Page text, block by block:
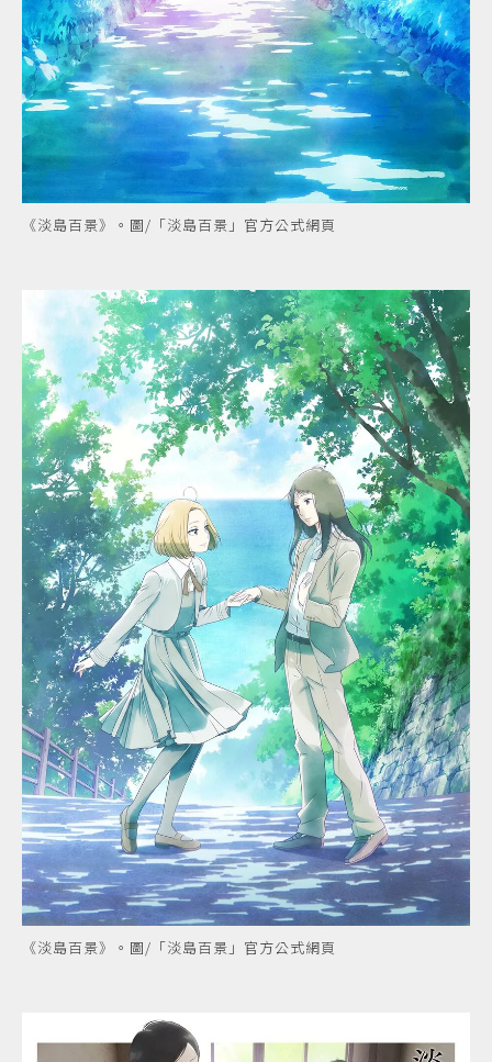
《淡島百景》。圖/「淡島百景」官方公式網頁
《淡島百景》。圖/「淡島百景」官方公式網頁